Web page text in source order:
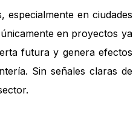
especialmente en ciudades
en proyectos ya
futura y genera efectos
Sin señales claras de